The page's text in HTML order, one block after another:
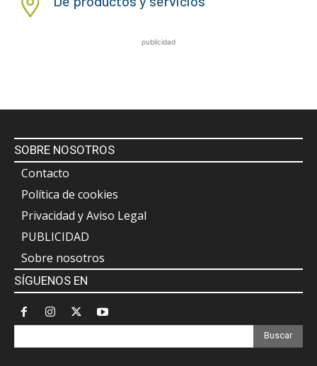
publicidad
SOBRE NOSOTROS
Contacto
Política de cookies
Privacidad y Aviso Legal
PUBLICIDAD
Sobre nosotros
SÍGUENOS EN
Buscar